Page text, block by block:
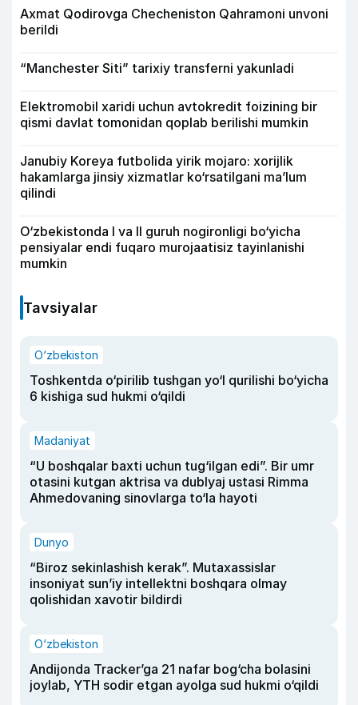
Axmat Qodirovga Checheniston Qahramoni unvoni
berildi
“Manchester Siti” tarixiy transferni yakunladi
Elektromobil xaridi uchun avtokredit foizining bir
qismi davlat tomonidan qoplab berilishi mumkin
Janubiy Koreya futbolida yirik mojaro: xorijlik
hakamlarga jinsiy xizmatlar ko‘rsatilgani ma’lum
qilindi
O‘zbekistonda I va II guruh nogironligi bo‘yicha
pensiyalar endi fuqaro murojaatisiz tayinlanishi
mumkin
Tavsiyalar
O‘zbekiston
Toshkentda o‘pirilib tushgan yo‘l qurilishi bo‘yicha
6 kishiga sud hukmi o‘qildi
Madaniyat
“U boshqalar baxti uchun tug‘ilgan edi”. Bir umr
otasini kutgan aktrisa va dublyaj ustasi Rimma
Ahmedovaning sinovlarga to‘la hayoti
Dunyo
“Biroz sekinlashish kerak”. Mutaxassislar
insoniyat sun’iy intellektni boshqara olmay
qolishidan xavotir bildirdi
O‘zbekiston
Andijonda Tracker’ga 21 nafar bog‘cha bolasini
joylab, YTH sodir etgan ayolga sud hukmi o‘qildi